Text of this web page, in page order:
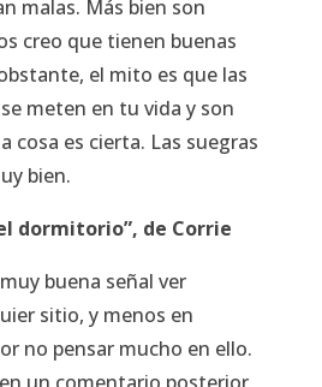
malas. Más bien son
creo que tienen buenas
el mito es que las
meten en tu vida y son
cosa es cierta. Las suegras
bien.
dormitorio”, de Corrie
buena señal ver
sitio, y menos en
no pensar mucho en ello.